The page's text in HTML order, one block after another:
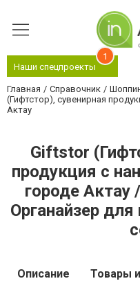
Наши спецпроекты
1
Главная Справочник
(Гифтстор), сувенирная
Актау
Giftstor
продукция с
городе Актау
Органайзер
Описание Товары